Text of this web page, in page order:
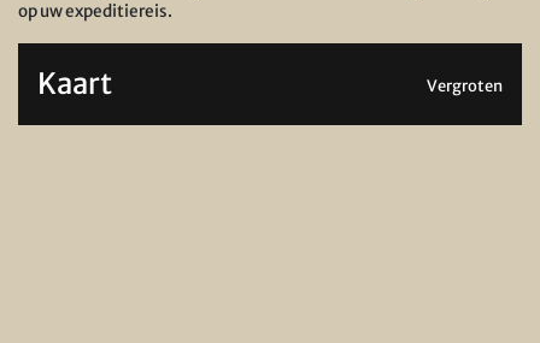
op uw expeditiereis.
Kaart Vergroten